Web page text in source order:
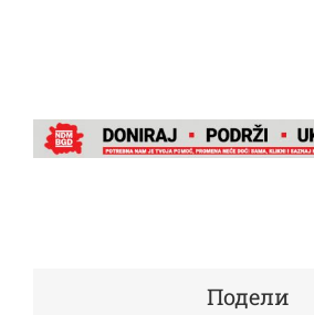
Подели